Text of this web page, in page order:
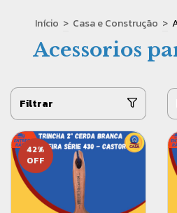
Início > Casa e Construção >
Acessorios
Filtrar
42%
OFF